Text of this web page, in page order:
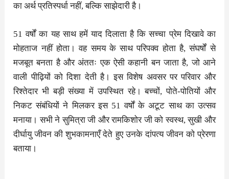
का अर्थ प्रतिस्पर्धा नहीं, बल्कि साझेदारी है।
51 वर्षों का यह साथ हमें याद दिलाता है कि सच्चा प्रेम दिखावे का
मोहताज नहीं होता। वह समय के साथ परिपक्व होता है, संघर्षों से
मजबूत बनता है और अंततः एक ऐसी कहानी बन जाता है, जो आने
वाली पीढ़ियों को दिशा देती है। इस विशेष अवसर पर परिवार और
रिश्तेदार भी बड़ी संख्या में उपस्थित रहे। बच्चों, पोते-पोतियों और
निकट संबंधियों ने मिलकर इस 51 वर्षों के अटूट साथ का उत्सव
मनाया। सभी ने सुमित्रा जी और रामकिशोर जी को स्वस्थ, सुखी और
दीर्घायु जीवन की शुभकामनाएँ देते हुए उनके दांपत्य जीवन को प्रेरणा
बताया।